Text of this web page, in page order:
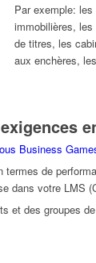
Par exemple:
immobilières,
de titres, les
aux enchères,
Business
termes de
dans votre
et des groupes